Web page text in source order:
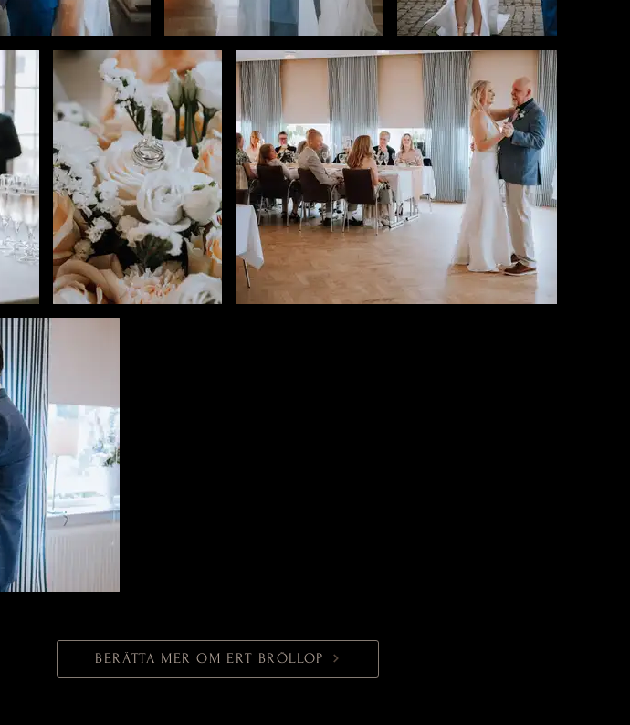
BERÄTTA MER OM ERT BRÖLLOP